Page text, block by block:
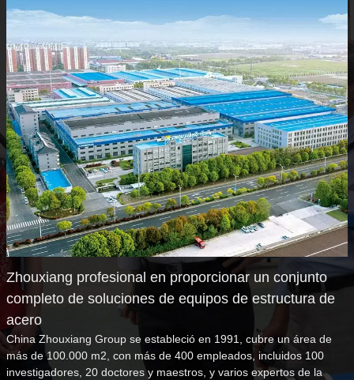
Zhouxiang profesional en proporcionar un conjunto
completo de soluciones de equipos de estructura de
acero
China Zhouxiang Group se estableció en 1991, cubre un área de
más de 100.000 m2, con más de 400 empleados, incluidos 100
investigadores, 20 doctores y maestros, y varios expertos de la